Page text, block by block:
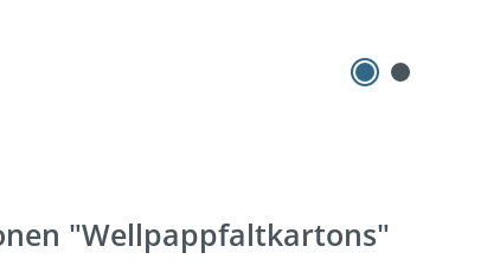
"Wellpappfaltkartons"